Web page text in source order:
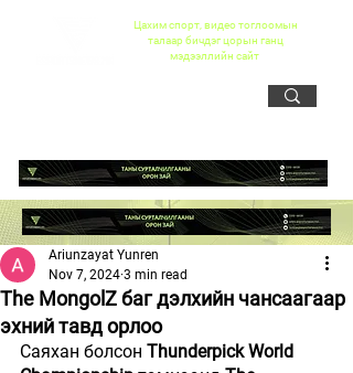
Цахим спорт, видео тоглоомын
талаар бичдэг цорын ганц
мэдээллийн сайт
The MongolZ баг дэлхийн чансаагаар
эхний тавд орлоо
Ariunzayat Yunren
Nov 7, 2024 3 min read
Саяхан болсон Thunderpick World